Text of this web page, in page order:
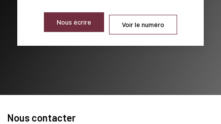
Nous écrire Voir le numéro
Nous contacter